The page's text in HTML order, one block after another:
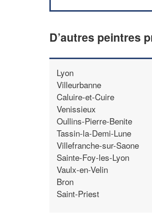
D’autres peintres
Lyon
Villeurbanne
Caluire-et-Cuire
Venissieux
Oullins-Pierre-Benite
Tassin-la-Demi-Lune
Villefranche-sur-Saone
Sainte-Foy-les-Lyon
Vaulx-en-Velin
Bron
Saint-Priest